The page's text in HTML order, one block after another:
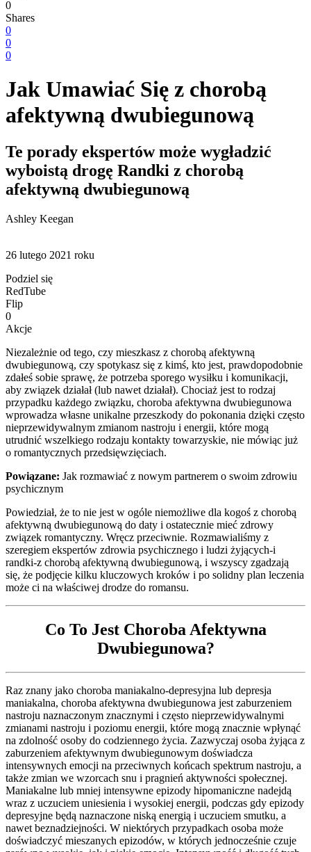
0
Shares
0
0
0
Jak Umawiać Się z chorobą
afektywną dwubiegunową
Te porady ekspertów może wygładzić
wyboistą drogę Randki z chorobą
afektywną dwubiegunową
Ashley Keegan
26 lutego 2021 roku
Podziel się
RedTube
Flip
0
Akcje
Niezależnie od tego, czy mieszkasz z chorobą afektywną
dwubiegunową, czy spotykasz się z kimś, kto jest, prawdopodobnie
zdałeś sobie sprawę, że potrzeba sporego wysiłku i komunikacji,
aby związek działał (lub nawet działał). Chociaż jest to rodzaj
przypadku każdego związku, choroba afektywna dwubiegunowa
wprowadza własne unikalne przeszkody do pokonania dzięki często
nieprzewidywalnym zmianom nastroju i energii, które mogą
utrudnić wszelkiego rodzaju kontakty towarzyskie, nie mówiąc już
o romantycznych przedsięwzięciach.
Powiązane: Jak rozmawiać z nowym partnerem o swoim zdrowiu
psychicznym
Powiedział, że to nie jest w ogóle niemożliwe dla kogoś z chorobą
afektywną dwubiegunową do daty i ostatecznie mieć zdrowy
związek romantyczny. Wręcz przeciwnie. Rozmawialiśmy z
szeregiem ekspertów zdrowia psychicznego i ludzi żyjących-i
randki-z chorobą afektywną dwubiegunową, i wszyscy zgadzają
się, że podjęcie kilku kluczowych kroków i po solidny plan leczenia
może ci na właściwej drodze do romansu.
Co To Jest Choroba Afektywna
Dwubiegunowa?
Raz znany jako choroba maniakalno-depresyjna lub depresja
maniakalna, choroba afektywna dwubiegunowa jest zaburzeniem
nastroju naznaczonym znacznymi i często nieprzewidywalnymi
zmianami nastroju i poziomu energii, które mogą znacznie wpłynąć
na zdolność osoby do codziennego życia. Zazwyczaj osoba żyjąca z
zaburzeniem afektywnym dwubiegunowym doświadcza
intensywnych emocji na przeciwnych końcach spektrum nastroju, a
także zmian we wzorcach snu i pragnień aktywności społecznej.
Maniakalne lub mniej intensywne epizody hipomaniczne nadejdą
wraz z uczuciem uniesienia i wysokiej energii, podczas gdy epizody
depresyjne będą naznaczone niską energią i uczuciem smutku, a
nawet beznadziejności. W niektórych przypadkach osoba może
doświadczyć mieszanych epizodów, w których jednocześnie czuje